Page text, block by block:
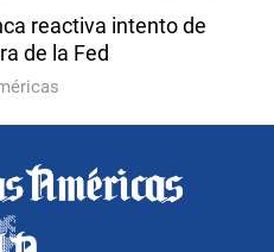
reactiva intento de
de la Fed